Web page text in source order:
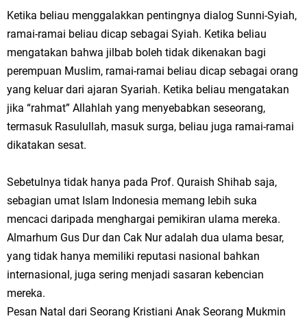
Ketika beliau menggalakkan pentingnya dialog Sunni-Syiah,
ramai-ramai beliau dicap sebagai Syiah. Ketika beliau
mengatakan bahwa jilbab boleh tidak dikenakan bagi
perempuan Muslim, ramai-ramai beliau dicap sebagai orang
yang keluar dari ajaran Syariah. Ketika beliau mengatakan
jika “rahmat” Allahlah yang menyebabkan seseorang,
termasuk Rasulullah, masuk surga, beliau juga ramai-ramai
dikatakan sesat.
Sebetulnya tidak hanya pada Prof. Quraish Shihab saja,
sebagian umat Islam Indonesia memang lebih suka
mencaci daripada menghargai pemikiran ulama mereka.
Almarhum Gus Dur dan Cak Nur adalah dua ulama besar,
yang tidak hanya memiliki reputasi nasional bahkan
internasional, juga sering menjadi sasaran kebencian
mereka.
Pesan Natal dari Seorang Kristiani Anak Seorang Mukmin